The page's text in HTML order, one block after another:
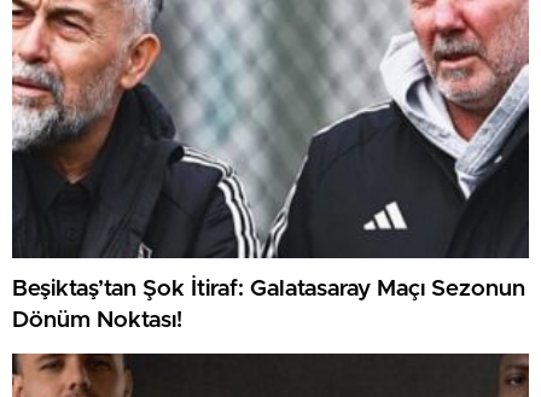
Beşiktaş’tan Şok İtiraf: Galatasaray Maçı Sezonun
Dönüm Noktası!